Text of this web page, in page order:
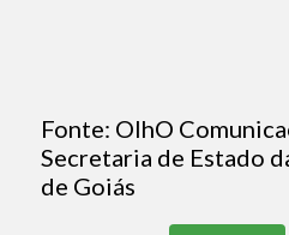
Fonte: OlhO
Secretaria de Estado
de Goiás